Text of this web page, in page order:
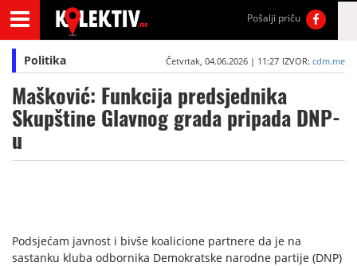
Pošalji priču
Politika Četvrtak, 04.06.2026 | 11:27 IZVOR: cdm.me
Mašković: Funkcija predsjednika
Skupštine Glavnog grada pripada DNP-
u
Podsjećam javnost i bivše koalicione partnere da je na
sastanku kluba odbornika Demokratske narodne partije (DNP)